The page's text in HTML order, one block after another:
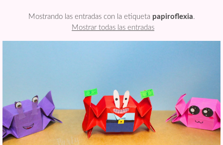
Mostrando las entradas con la etiqueta papiroflexia.
Mostrar todas las entradas